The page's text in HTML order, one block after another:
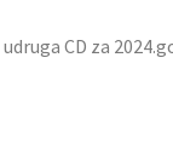
CD za